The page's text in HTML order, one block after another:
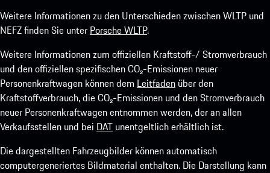
Weitere Informationen zu den Unterschieden zwischen WLTP und
NEFZ finden Sie unter Porsche WLTP.
Weitere Informationen zum offiziellen Kraftstoff-/ Stromverbrauch
und den offiziellen spezifischen CO₂-Emissionen neuer
Personenkraftwagen können dem Leitfaden über den
Kraftstoffverbrauch, die CO₂-Emissionen und den Stromverbrauch
neuer Personenkraftwagen entnommen werden, der an allen
Verkaufsstellen und bei DAT unentgeltlich erhältlich ist.
Die dargestellten Fahrzeugbilder können automatisch
computergeneriertes Bildmaterial enthalten. Die Darstellung kann